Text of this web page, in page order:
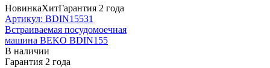
НовинкаХитГарантия 2 года
Артикул: BDIN15531
Встраиваемая посудомоечная
машина BEKO BDIN155
В наличии
Гарантия 2 года